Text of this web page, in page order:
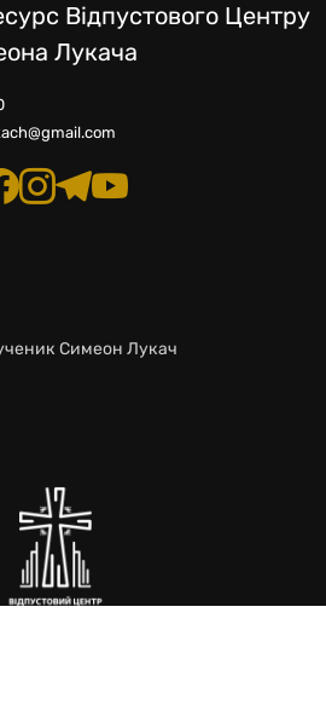
Відпустового Центру
Лукача
Симеон Лукач